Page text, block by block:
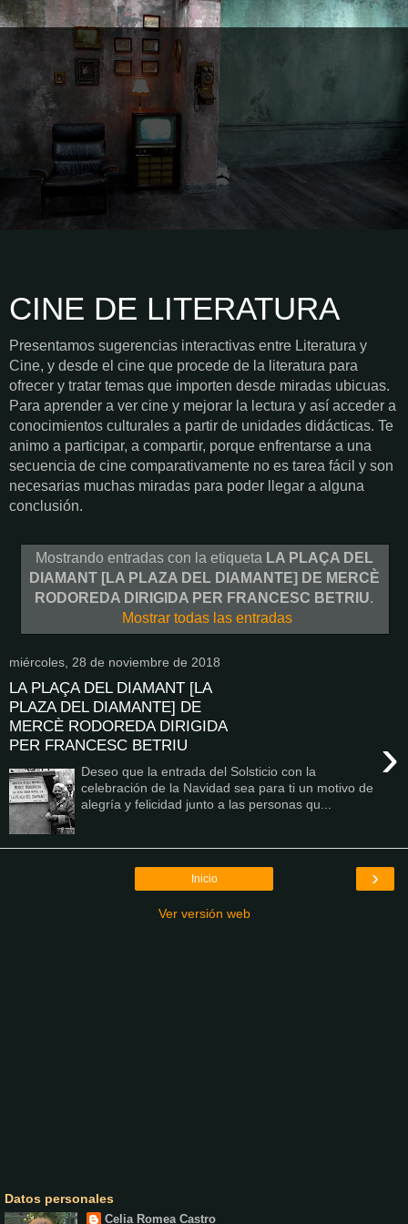
CINE DE LITERATURA
Presentamos sugerencias interactivas entre Literatura y
Cine, y desde el cine que procede de la literatura para
ofrecer y tratar temas que importen desde miradas ubicuas.
Para aprender a ver cine y mejorar la lectura y así acceder a
conocimientos culturales a partir de unidades didácticas. Te
animo a participar, a compartir, porque enfrentarse a una
secuencia de cine comparativamente no es tarea fácil y son
necesarias muchas miradas para poder llegar a alguna
conclusión.
Mostrando entradas con la etiqueta LA PLAÇA DEL
DIAMANT [LA PLAZA DEL DIAMANTE] DE MERCÈ
RODOREDA DIRIGIDA PER FRANCESC BETRIU.
Mostrar todas las entradas
miércoles, 28 de noviembre de 2018
LA PLAÇA DEL DIAMANT [LA
PLAZA DEL DIAMANTE] DE
MERCÈ RODOREDA DIRIGIDA
PER FRANCESC BETRIU
›
Deseo que la entrada del Solsticio con la
celebración de la Navidad sea para ti un motivo de
alegría y felicidad junto a las personas qu...
›
Inicio
Ver versión web
Datos personales
Celia Romea Castro